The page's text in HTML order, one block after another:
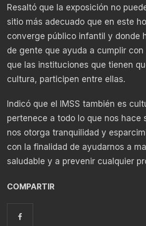
Resaltó que la exposición no
sitio más adecuado que en este
converge público infantil y donde
de gente que ayuda a cumplir con
que las instituciones que tienen
cultura, participen entre ellas.
Indicó que el IMSS también es
pertenece a todo lo que nos hace
nos otorga tranquilidad y
con la finalidad de ayudarnos a
saludable y a prevenir cualquier
COMPARTIR